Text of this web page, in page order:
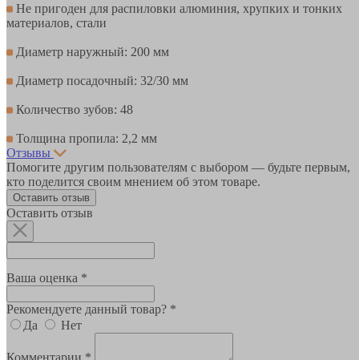
Не пригоден для распиловки алюминия, хрупких и тонких
материалов, стали
Диаметр наружный: 200 мм
Диаметр посадочный: 32/30 мм
Количество зубов: 48
Толщина пропила: 2,2 мм
Отзывы
Помогите другим пользователям с выбором — будьте первым,
кто поделится своим мнением об этом товаре.
Оставить отзыв
Оставить отзыв
Ваша оценка *
Рекомендуете данный товар? *
Да
Нет
Комментарии *